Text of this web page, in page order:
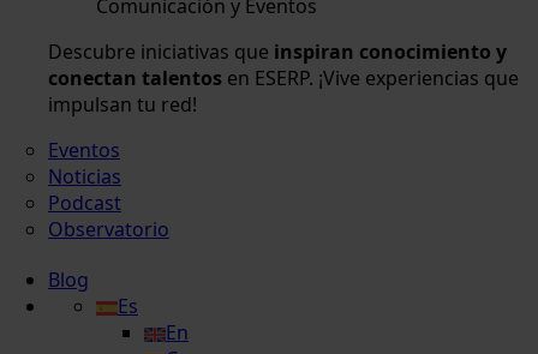
Comunicación y Eventos
Descubre iniciativas que inspiran conocimiento y
conectan talentos en ESERP. ¡Vive experiencias que
impulsan tu red!
Eventos
Noticias
Podcast
Observatorio
Blog
Es
En